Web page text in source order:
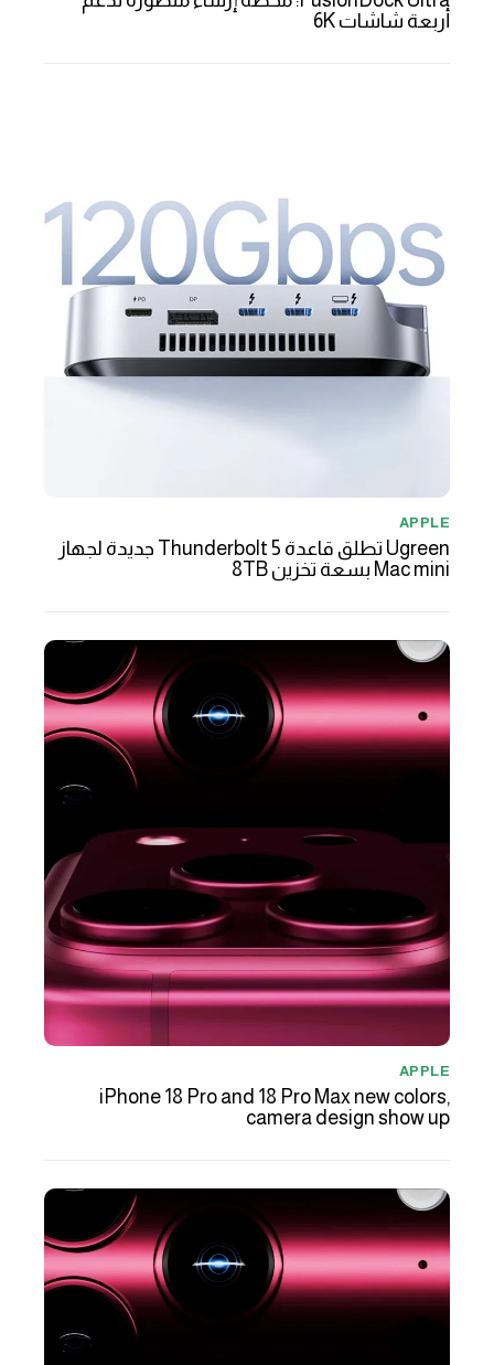
أربعة شاشات 6K
APPLE
Ugreen تطلق قاعدة Thunderbolt 5 جديدة لجهاز
Mac mini بسعة تخزين 8TB
APPLE
iPhone 18 Pro and 18 Pro Max new colors,
camera design show up